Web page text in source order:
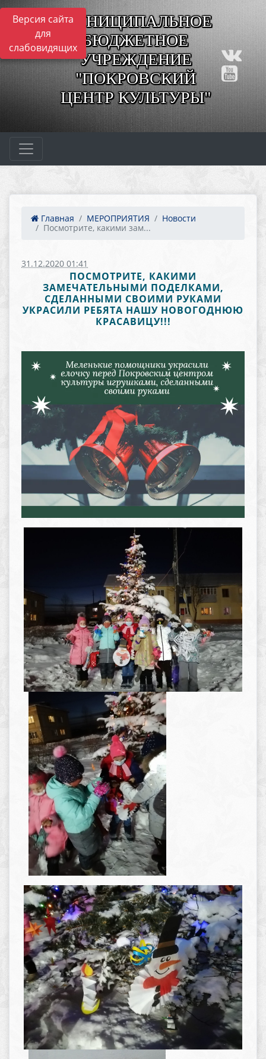
Версия сайта
для
слабовидящих
МУНИЦИПАЛЬНОЕ
БЮДЖЕТНОЕ
УЧРЕЖДЕНИЕ
"ПОКРОВСКИЙ
ЦЕНТР КУЛЬТУРЫ"
Главная МЕРОПРИЯТИЯ
Новости
Посмотрите, какими зам...
31.12.2020 01:41
ПОСМОТРИТЕ, КАКИМИ
ЗАМЕЧАТЕЛЬНЫМИ ПОДЕЛКАМИ,
СДЕЛАННЫМИ СВОИМИ РУКАМИ
УКРАСИЛИ РЕБЯТА НАШУ НОВОГОДНЮЮ
КРАСАВИЦУ!!!